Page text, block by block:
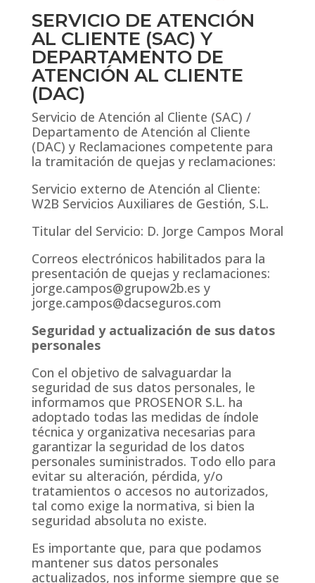
SERVICIO DE ATENCIÓN
AL CLIENTE (SAC) Y
DEPARTAMENTO DE
ATENCIÓN AL CLIENTE
(DAC)
Servicio de Atención al Cliente (SAC) /
Departamento de Atención al Cliente
(DAC) y Reclamaciones competente para
la tramitación de quejas y reclamaciones:
Servicio externo de Atención al Cliente:
W2B Servicios Auxiliares de Gestión, S.L.
Titular del Servicio: D. Jorge Campos Moral
Correos electrónicos habilitados para la
presentación de quejas y reclamaciones:
jorge.campos@grupow2b.es y
jorge.campos@dacseguros.com
Seguridad y actualización de sus datos
personales
Con el objetivo de salvaguardar la
seguridad de sus datos personales, le
informamos que PROSENOR S.L. ha
adoptado todas las medidas de índole
técnica y organizativa necesarias para
garantizar la seguridad de los datos
personales suministrados. Todo ello para
evitar su alteración, pérdida, y/o
tratamientos o accesos no autorizados,
tal como exige la normativa, si bien la
seguridad absoluta no existe.
Es importante que, para que podamos
mantener sus datos personales
actualizados, nos informe siempre que se